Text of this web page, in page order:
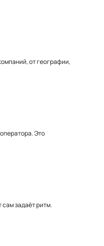
от географии,
Это
задаёт ритм.